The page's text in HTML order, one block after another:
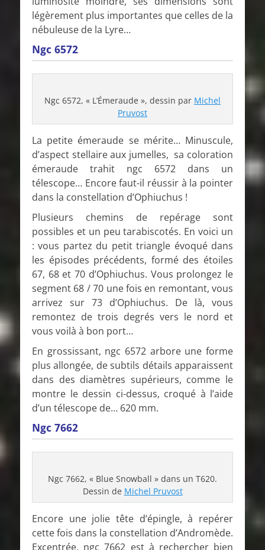
légèrement plus importantes que celles de la
nébuleuse de la Lyre…
Ngc 6572
Ngc 6572, « L’Émeraude », dessin par Michel
Pruvost
La petite émeraude se mérite… Minuscule,
d’aspect stellaire aux jumelles, sa coloration
émeraude trahit ngc 6572 dans un
télescope… Encore faut-il réussir à la pointer
dans la constellation d’Ophiuchus !
Plusieurs chemins de repérage sont
possibles et un peu tarabiscotés. En voici un
: vous partez du petit triangle évoqué dans
les épisodes précédents, formé des étoiles
67, 68 et 70 d’Ophiuchus. Vous prolongez le
segment 68 / 70 une fois en remontant, vous
arrivez sur 73 d’Ophiuchus. De là, vous
remontez de trois degrés vers le nord et
vous voilà à bon port…
En grossissant, ngc 6572 arbore une forme
plus allongée, de subtils détails apparaissent
dans des diamètres supérieurs, comme le
montre le dessin ci-dessus, croqué à l’aide
d’un télescope de… 620 mm.
Ngc 7662
Ngc 7662, « Blue Snowball » dans un T620.
Dessin de Michel Pruvost
Encore une jolie tête d’épingle, à repérer
cette fois dans la constellation d’Andromède.
Excentrée, ngc 7662 est à rechercher bien